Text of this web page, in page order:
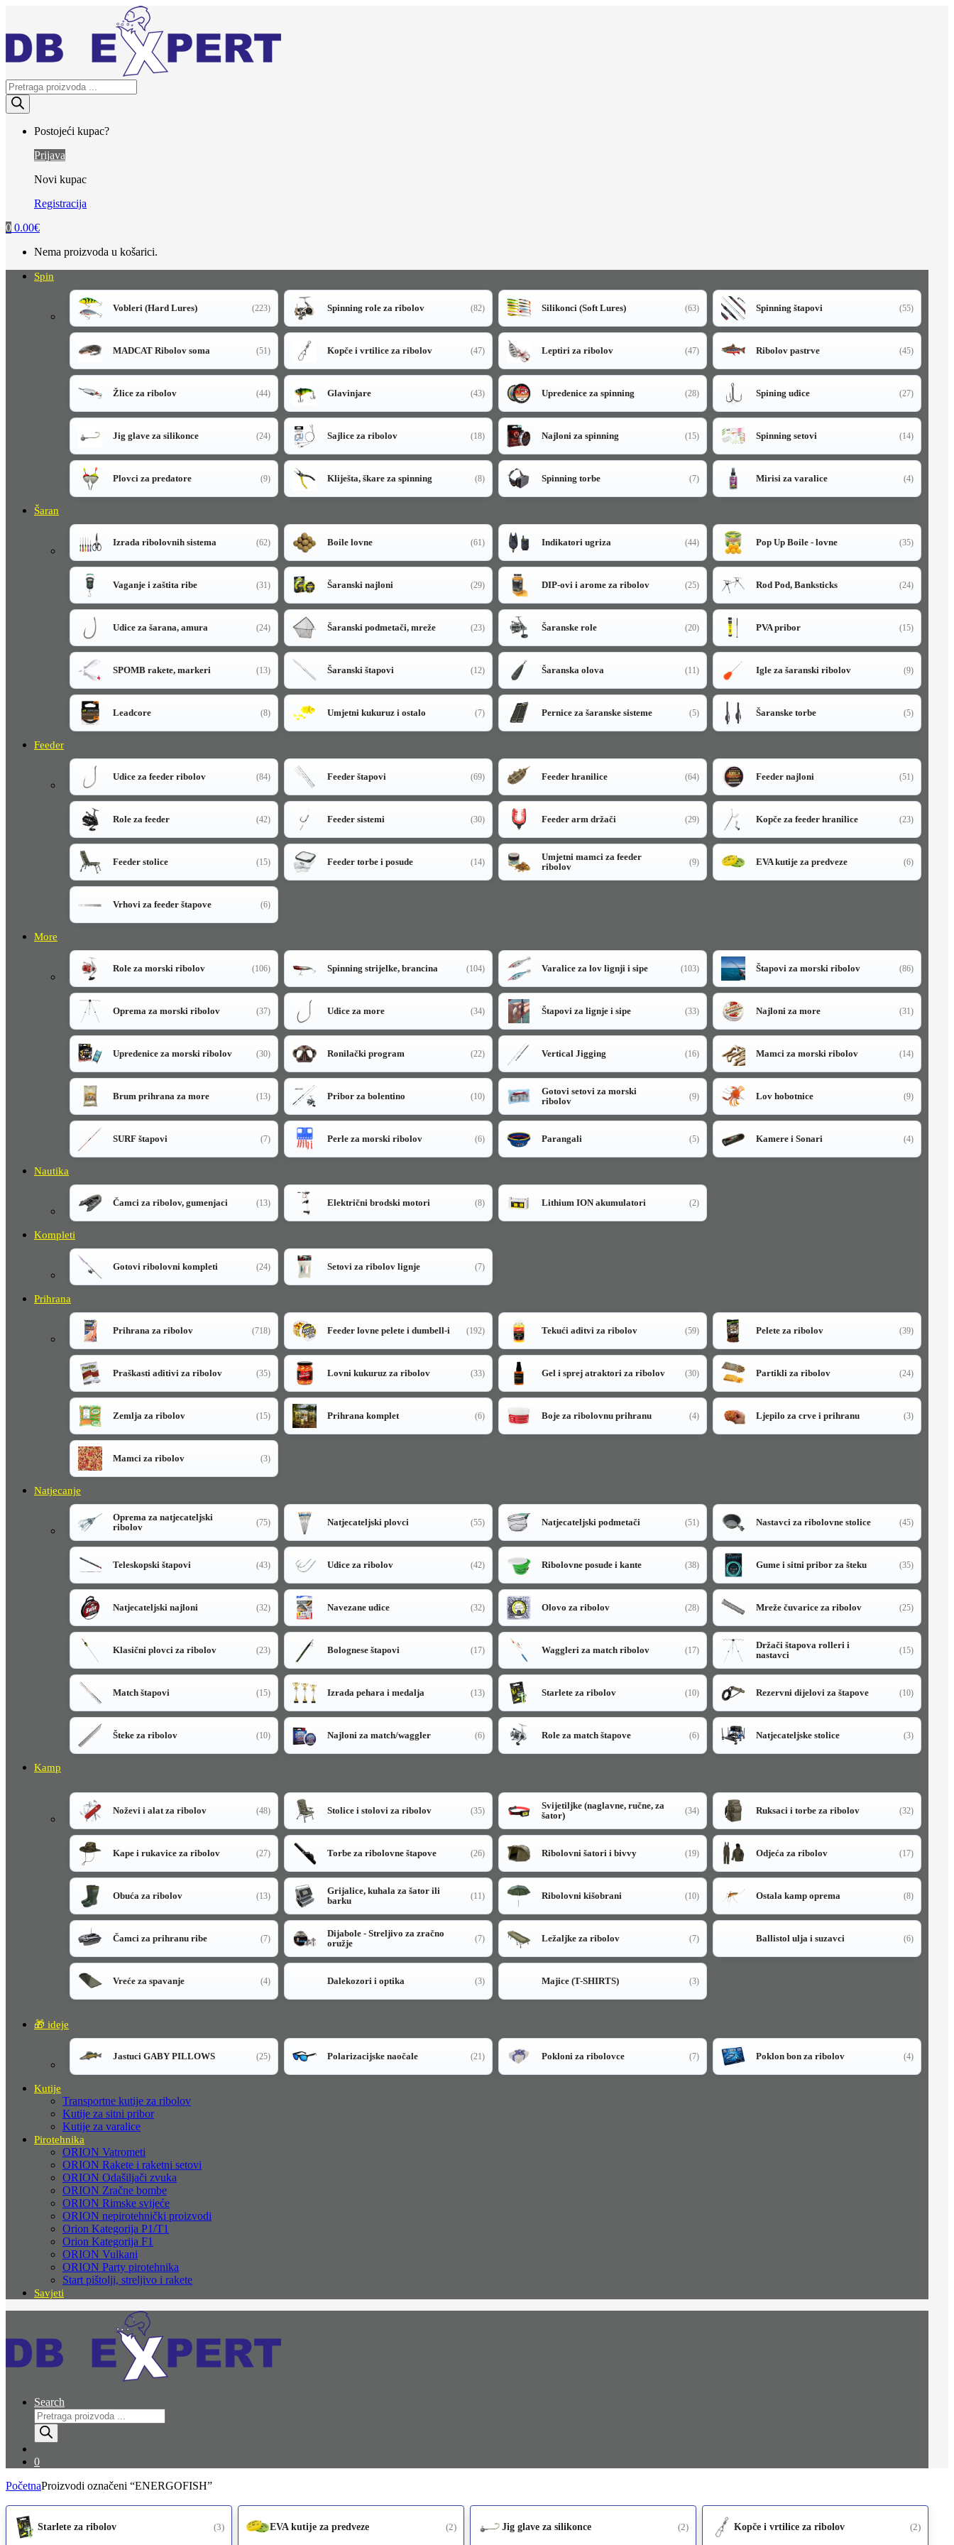
navigation
content
Products
search
Postojeći kupac?
Prijava
Novi kupac
Registracija
0 0.00€
Nema proizvoda u košarici.
Spin
Vobleri (Hard Lures) (223) Spinning role za ribolov (82) Silikonci (Soft Lures) (63) Spinning štapovi (55)
MADCAT Ribolov soma (51) Kopče i vrtilice za ribolov (47) Leptiri za ribolov (47) Ribolov pastrve (45)
Žlice za ribolov (44) Glavinjare (43) Upredenice za spinning (28) Spining udice (27)
Jig glave za silikonce (24) Sajlice za ribolov (18) Najloni za spinning (15) Spinning setovi (14)
Plovci za predatore (9) Kliješta, škare za spinning (8) Spinning torbe (7) Mirisi za varalice (4)
Šaran
Izrada ribolovnih sistema (62) Boile lovne (61) Indikatori ugriza (44) Pop Up Boile - lovne (35)
Vaganje i zaštita ribe (31) Šaranski najloni (29) DIP-ovi i arome za ribolov (25) Rod Pod, Banksticks (24)
Udice za šarana, amura (24) Šaranski podmetači, mreže (23) Šaranske role (20) PVA pribor (15)
SPOMB rakete, markeri (13) Šaranski štapovi (12) Šaranska olova (11) Igle za šaranski ribolov (9)
Leadcore (8) Umjetni kukuruz i ostalo (7) Pernice za šaranske sisteme (5) Šaranske torbe (5)
Feeder
Udice za feeder ribolov (84) Feeder štapovi (69) Feeder hranilice (64) Feeder najloni (51)
Role za feeder (42) Feeder sistemi (30) Feeder arm držači (29) Kopče za feeder hranilice (23)
Feeder stolice (15) Feeder torbe i posude (14)
Umjetni mamci za feeder
ribolov
(9) EVA kutije za predveze (6)
Vrhovi za feeder štapove (6)
More
Role za morski ribolov (106) Spinning strijelke, brancina (104) Varalice za lov lignji i sipe (103) Štapovi za morski ribolov (86)
Oprema za morski ribolov (37) Udice za more (34) Štapovi za lignje i sipe (33) Najloni za more (31)
Upredenice za morski ribolov (30) Ronilački program (22) Vertical Jigging (16) Mamci za morski ribolov (14)
Brum prihrana za more (13) Pribor za bolentino (10)
Gotovi setovi za morski
ribolov
(9) Lov hobotnice (9)
SURF štapovi (7) Perle za morski ribolov (6) Parangali (5) Kamere i Sonari (4)
Nautika
Čamci za ribolov, gumenjaci (13) Električni brodski motori (8) Lithium ION akumulatori (2)
Kompleti
Gotovi ribolovni kompleti (24) Setovi za ribolov lignje (7)
Prihrana
Prihrana za ribolov (718) Feeder lovne pelete i dumbell-i (192) Tekući aditvi za ribolov (59) Pelete za ribolov (39)
Praškasti aditivi za ribolov (35) Lovni kukuruz za ribolov (33) Gel i sprej atraktori za ribolov (30) Partikli za ribolov (24)
Zemlja za ribolov (15) Prihrana komplet (6) Boje za ribolovnu prihranu (4) Ljepilo za crve i prihranu (3)
Mamci za ribolov (3)
Natjecanje
Oprema za natjecateljski
ribolov
(75) Natjecateljski plovci (55) Natjecateljski podmetači (51) Nastavci za ribolovne stolice (45)
Teleskopski štapovi (43) Udice za ribolov (42) Ribolovne posude i kante (38) Gume i sitni pribor za šteku (35)
Natjecateljski najloni (32) Navezane udice (32) Olovo za ribolov (28) Mreže čuvarice za ribolov (25)
Klasični plovci za ribolov (23) Bolognese štapovi (17) Waggleri za match ribolov (17)
Držači štapova rolleri i
nastavci
(15)
Match štapovi (15) Izrada pehara i medalja (13) Starlete za ribolov (10) Rezervni dijelovi za štapove (10)
Šteke za ribolov (10) Najloni za match/waggler (6) Role za match štapove (6) Natjecateljske stolice (3)
Kamp
Noževi i alat za ribolov (48) Stolice i stolovi za ribolov (35)
Svijetiljke (naglavne, ručne, za
šator)
(34) Ruksaci i torbe za ribolov (32)
Kape i rukavice za ribolov (27) Torbe za ribolovne štapove (26) Ribolovni šatori i bivvy (19) Odjeća za ribolov (17)
Obuća za ribolov (13)
Grijalice, kuhala za šator ili
barku
(11) Ribolovni kišobrani (10) Ostala kamp oprema (8)
Čamci za prihranu ribe (7)
Dijabole - Streljivo za zračno
oružje
(7) Ležaljke za ribolov (7) Ballistol ulja i suzavci (6)
Vreće za spavanje (4) Dalekozori i optika (3) Majice (T-SHIRTS) (3)
🎁 ideje
Jastuci GABY PILLOWS (25) Polarizacijske naočale (21) Pokloni za ribolovce (7) Poklon bon za ribolov (4)
Kutije
Transportne kutije za ribolov
Kutije za sitni pribor
Kutije za varalice
Pirotehnika
ORION Vatrometi
ORION Rakete i raketni setovi
ORION Odašiljači zvuka
ORION Zračne bombe
ORION Rimske svijeće
ORION nepirotehnički proizvodi
Orion Kategorija P1/T1
Orion Kategorija F1
ORION Vulkani
ORION Party pirotehnika
Start pištolji, streljivo i rakete
Savjeti
Search
Products
search
0
PočetnaProizvodi označeni “ENERGOFISH”
Starlete za ribolov (3) EVA kutije za predveze (2) Jig glave za silikonce (2) Kopče i vrtilice za ribolov (2)